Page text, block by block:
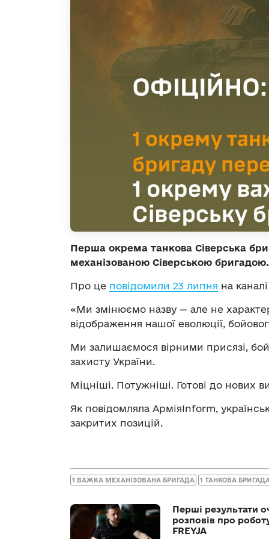
Перша окрема танкова Сіверська
механізованою Сіверською бригадою.
Про це повідомили 23 липня на
«Ми змінюємо назву — але не
відображення нашої еволюції,
Ми залишаємося вірними присязі,
захисту України.
Міцніші. Потужніші. Готові до нових
Як повідомляла АрміяInform,
закритих позицій.
1 ВАЖКА МЕХАНІЗОВАНА БРИГАДА 1 ТАНКОВА
Перші результати
розповів про
FREYJA